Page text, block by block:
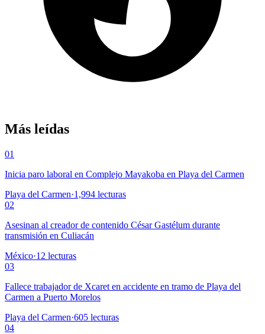
Más leídas
01
Inicia paro laboral en Complejo Mayakoba en Playa del Carmen
Playa del Carmen·1,994 lecturas
02
Asesinan al creador de contenido César Gastélum durante
transmisión en Culiacán
México·12 lecturas
03
Fallece trabajador de Xcaret en accidente en tramo de Playa del
Carmen a Puerto Morelos
Playa del Carmen·605 lecturas
04